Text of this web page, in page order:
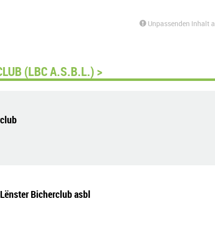
Unpassenden Inhalt
(LBC A.S.B.L.) >
Bicherclub asbl